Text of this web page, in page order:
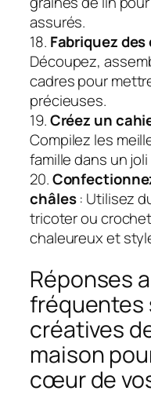
assurés.
18. Fabriquez
Découpez,
cadres pour
précieuses.
19.Créez un
Compilez les
famille dans un
20.
châles: Utilisez
tricoter ou
chaleureux et
Réponses
fréquentes
créatives
maison
cœur de